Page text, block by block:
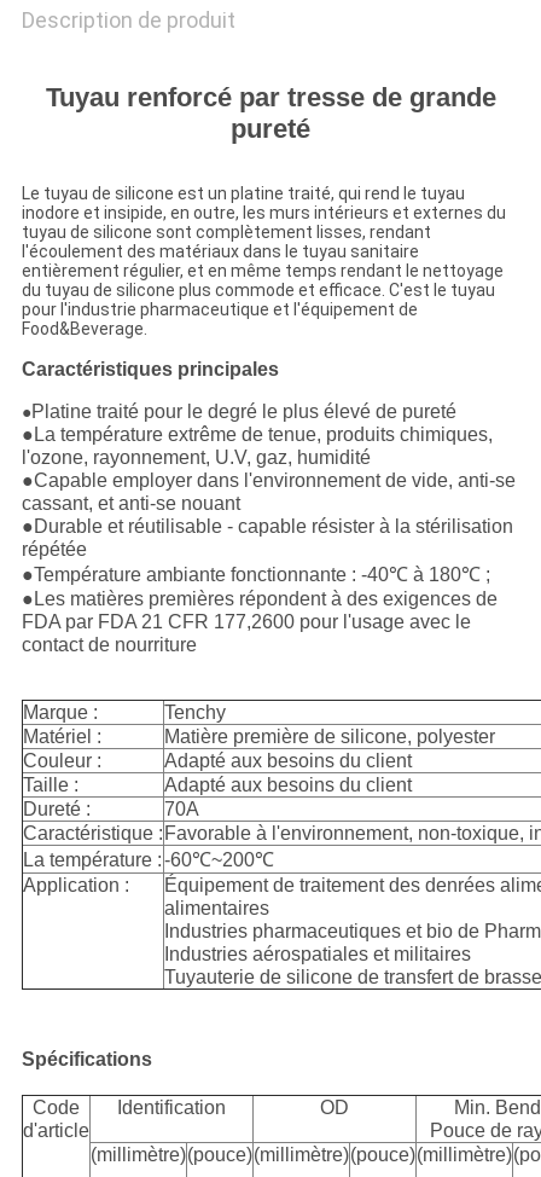
Description de produit
Tuyau renforcé par tresse de grande
pureté
Le tuyau de silicone est un platine traité, qui rend le tuyau
inodore et insipide, en outre, les murs intérieurs et externes du
tuyau de silicone sont complètement lisses, rendant
l'écoulement des matériaux dans le tuyau sanitaire
entièrement régulier, et en même temps rendant le nettoyage
du tuyau de silicone plus commode et efficace. C'est le tuyau
pour l'industrie pharmaceutique et l'équipement de
Food&Beverage.
Caractéristiques principales
●Platine traité pour le degré le plus élevé de pureté
●La température extrême de tenue, produits chimiques,
l'ozone, rayonnement, U.V, gaz, humidité
●Capable employer dans l'environnement de vide, anti-se
cassant, et anti-se nouant
●Durable et réutilisable - capable résister à la stérilisation
répétée
●Température ambiante fonctionnante : -40℃ à 180℃ ;
●Les matières premières répondent à des exigences de
FDA par FDA 21 CFR 177,2600 pour l'usage avec le
contact de nourriture
Marque :
Tenchy
Matériel :
Matière première de silicone, polyester
Couleur :
Adapté aux besoins du client
Taille :
Adapté aux besoins du client
Dureté :
70A
Caractéristique : Favorable à l'environnement, non-toxique,
La température :-60℃~200℃
Application :
Équipement de traitement des denrées
alimentaires
Industries pharmaceutiques et bio de
Industries aérospatiales et militaires
Tuyauterie de silicone de transfert de
Spécifications
Code
d'article
Identification OD
Min. Bend
Pouce de
(millimètre)(pouce)(millimètre)(pouce)(millimètre)